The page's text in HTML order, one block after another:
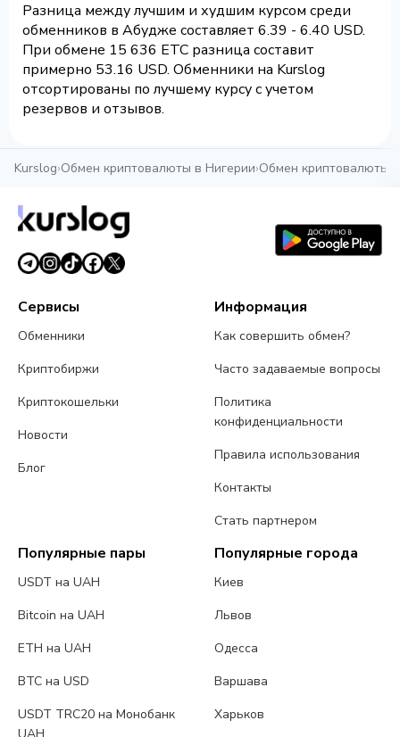
Разница между лучшим и худшим курсом среди
обменников в Абудже составляет 6.39 - 6.40 USD.
При обмене 15 636 ETC разница составит
примерно 53.16 USD. Обменники на Kurslog
отсортированы по лучшему курсу с учетом
резервов и отзывов.
Kurslog›Обмен криптовалюты в Нигерии›Обмен криптовалюты
Сервисы
Обменники
Криптобиржи
Криптокошельки
Новости
Блог
Информация
Как совершить обмен?
Часто задаваемые вопросы
Политика
конфиденциальности
Правила использования
Контакты
Стать партнером
Популярные пары
USDT на UAH
Bitcoin на UAH
ETH на UAH
BTC на USD
USDT TRC20 на Монобанк
Популярные города
Киев
Львов
Одесса
Варшава
Харьков